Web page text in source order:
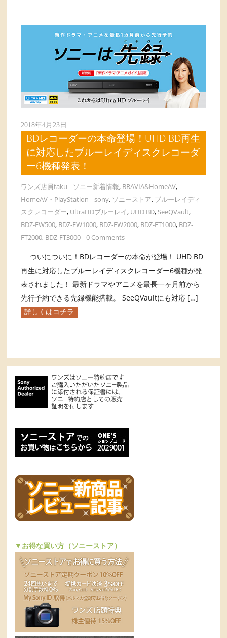
2018年4月23日
BDレコーダーの本命登場！UHD BD再生
に対応したブルーレイディスクレコーダ
ー6機種発表！
ワンズ店員taku ソニー新着情報, BRAVIA&HomeAV,
HomeAV・PlayStation
sony, ソニーストア, ブルーレイディ
スクレコーダー, UltraHDブルーレイ, UHD BD, SeeQVault,
BDZ-FW500, BDZ-FW1000, BDZ-FW2000, BDZ-FT1000, BDZ-
FT2000, BDZ-FT3000 0 Comments
ついについに！BDレコーダーの本命が登場！ UHD BD
再生に対応したブルーレイディスクレコーダー6機種が発
表されました！ 最新ドラマやアニメを最長一ヶ月前から
先行予約できる先録機能搭載。 SeeQVaultにも対応 […]
詳しくはコチラ
▼お得な買い方（ソニーストア）